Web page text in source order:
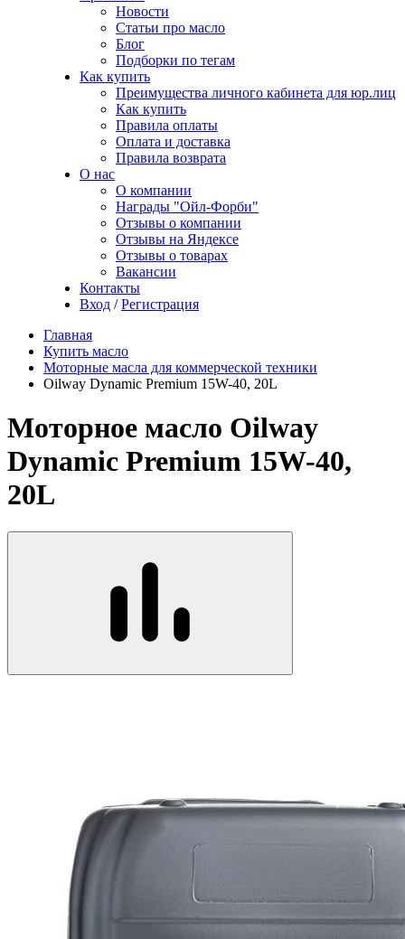
Новости
Статьи про масло
Блог
Подборки по тегам
Как купить
Преимущества личного кабинета для юр.лиц
Как купить
Правила оплаты
Оплата и доставка
Правила возврата
О нас
О компании
Награды "Ойл-Форби"
Отзывы о компании
Отзывы на Яндексе
Отзывы о товарах
Вакансии
Контакты
Вход / Регистрация
Главная
Купить масло
Моторные масла для коммерческой техники
Oilway Dynamic Premium 15W-40, 20L
Моторное масло Oilway
Dynamic Premium 15W-40,
20L